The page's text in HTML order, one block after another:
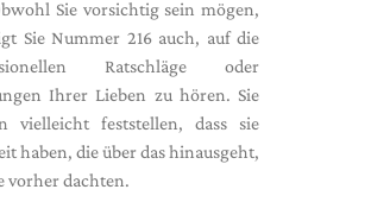
Sie vorsichtig sein mögen,
Sie Nummer 216 auch, auf die
Ratschläge oder
Ihrer Lieben zu hören. Sie
vielleicht feststellen, dass sie
haben, die über das hinausgeht,
vorher dachten.